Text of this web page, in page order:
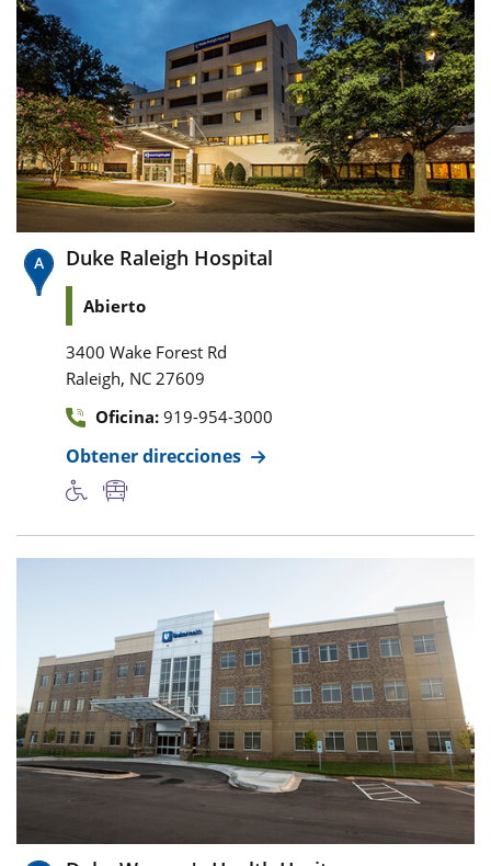
Duke Raleigh Hospital
Abierto
3400 Wake Forest Rd
Raleigh, NC 27609
Oficina: 919-954-3000
Obtener direcciones